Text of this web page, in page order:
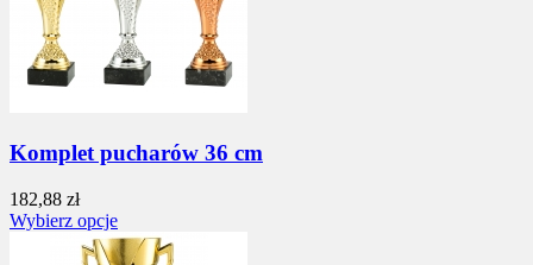
Komplet pucharów 36 cm
182,88 zł
Wybierz opcje